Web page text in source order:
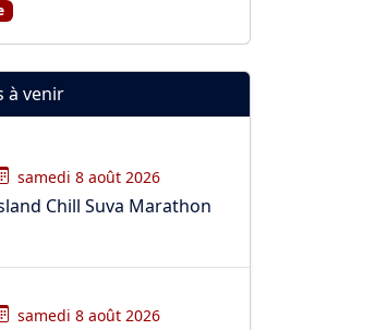
à venir
samedi 8 août 2026
Chill Suva Marathon
samedi 8 août 2026